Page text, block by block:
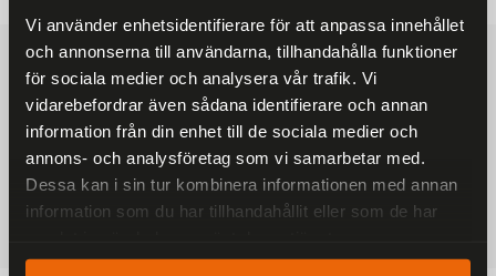
Vi använder enhetsidentifierare för att anpassa innehållet
och annonserna till användarna, tillhandahålla funktioner
för sociala medier och analysera vår trafik. Vi
vidarebefordrar även sådana identifierare och annan
information från din enhet till de sociala medier och
annons- och analysföretag som vi samarbetar med.
Dessa kan i sin tur kombinera informationen med annan
information som du har tillhandahållit eller som de har
FRAKTFRITT
På alla ordrar över 2000 kr
1-3 DAGAR LEVERANS
Inom Sverige med DHL
SÄKRA BETALNINGAR
Betalkort, Klarna eller Swish